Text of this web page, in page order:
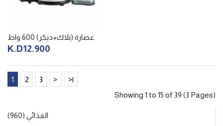
الغذائي (960)
عصارة (بلاك+ديكر) 600 واط
K.D12.900
1 2 3 >
>|
Showing 1 to 15 of 39 (3 Pages)